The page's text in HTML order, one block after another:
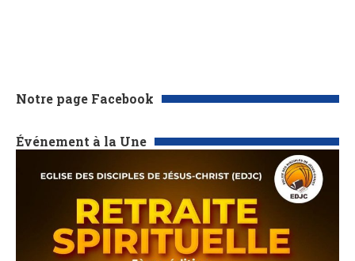
Notre page Facebook
Événement à la Une